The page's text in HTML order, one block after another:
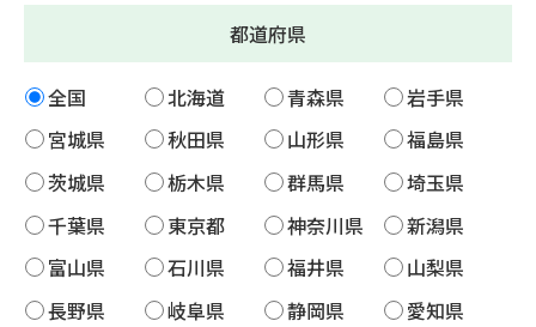
都道府県
全国 北海道 青森県
岩手県
宮城県
秋田県 山形県
福島県
茨城県
栃木県 群馬県
埼玉県
千葉県
東京都 神奈川県
新潟県
富山県
石川県 福井県
山梨県
長野県
岐阜県 静岡県
愛知県